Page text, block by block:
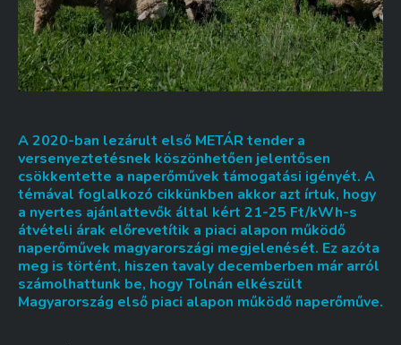
EUR árfolyam 362,34 Ft -0,4 % ▼
A 2020-ban lezárult első METÁR tender a
versenyeztetésnek köszönhetően jelentősen
csökkentette a naperőművek támogatási igényét. A
témával foglalkozó cikkünkben akkor azt írtuk, hogy
a nyertes ajánlattevők által kért 21-25 Ft/kWh-s
átvételi árak előrevetítik a piaci alapon működő
naperőművek magyarországi megjelenését. Ez azóta
meg is történt, hiszen tavaly decemberben már arról
számolhattunk be, hogy Tolnán elkészült
Magyarország első piaci alapon működő naperőműve.